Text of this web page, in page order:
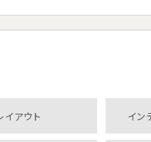
イアウト イン